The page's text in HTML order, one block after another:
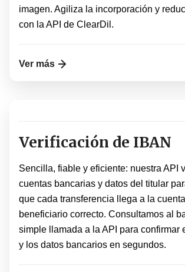
imagen. Agiliza la incorporación y
con la API de ClearDil.
Ver más
Verificación de IBAN
Sencilla, fiable y eficiente: nuestra API
cuentas bancarias y datos del titular
que cada transferencia llega a la
beneficiario correcto. Consultamos al
simple llamada a la API para confirmar
y los datos bancarios en segundos.